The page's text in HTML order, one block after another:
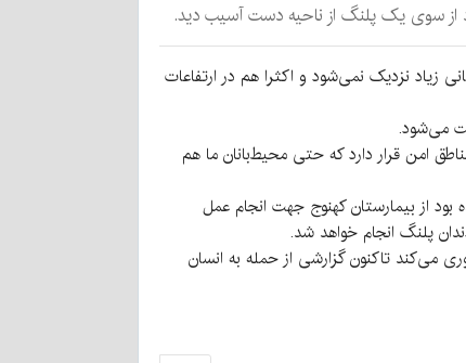
از سوی یک پلنگ از ناحیه دست آسیب دید.
زیاد نزدیک نمی‌شود و اکثرا هم در ارتفاعات
می‌شود.
امن قرار دارد که حتی محیط‌بانان ما هم
از بیمارستان کهنوج جهت انجام عمل
پلنگ انجام خواهد شد.
می‌کند تاکنون گزارشی از حمله به انسان